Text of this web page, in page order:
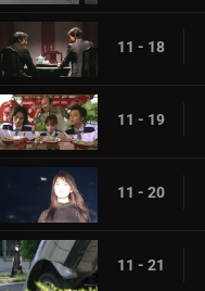
11 - 18
11 - 19
11 - 20
11 - 21